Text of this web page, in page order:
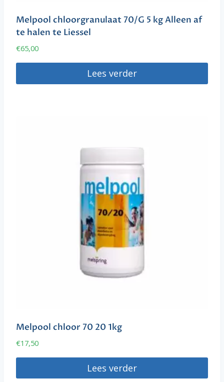
Melpool chloorgranulaat 70/G 5 kg Alleen af
te halen te Liessel
€65,00
Lees verder
Melpool chloor 70 20 1kg
€17,50
Lees verder